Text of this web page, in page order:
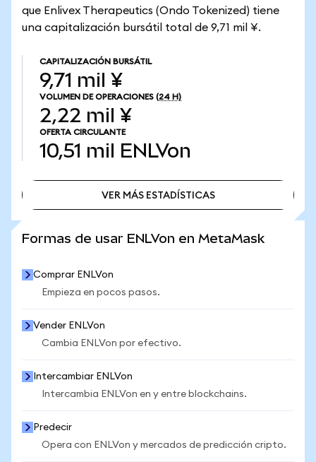
que Enlivex Therapeutics (Ondo Tokenized) tiene
una capitalización bursátil total de 9,71 mil ¥.
CAPITALIZACIÓN BURSÁTIL
9,71 mil ¥
VOLUMEN DE OPERACIONES (24 H)
2,22 mil ¥
OFERTA CIRCULANTE
10,51 mil ENLVon
VER MÁS ESTADÍSTICAS
Formas de usar ENLVon en MetaMask
Comprar ENLVon
Empieza en pocos pasos.
Vender ENLVon
Cambia ENLVon por efectivo.
Intercambiar ENLVon
Intercambia ENLVon en y entre blockchains.
Predecir
Opera con ENLVon y mercados de predicción cripto.